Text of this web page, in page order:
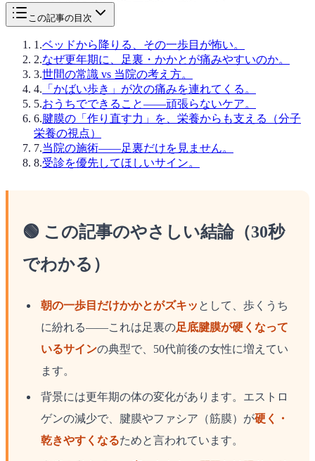
この記事の目次
1 .ベッドから降りる、その一歩目が怖い。
2.なぜ更年期に、足裏・かかとが痛みやすいのか。
3.世間の常識 vs 当院の考え方。
4. 「かばい歩き」が次の痛みを連れてくる。
5.おうちでできること——頑張らないケア。
6.腱膜の「作り直す力」を、栄養からも支える（分子
栄養の視点）
7.当院の施術——足裏だけを見ません。
8.受診を優先してほしいサイン。
🟢 この記事のやさしい結論（30秒
でわかる）
朝の一歩目だけかかとがズキッ として、歩くうち
に紛れる——これは足裏の足底腱膜が硬くなって
いるサインの典型で、50代前後の女性に増えてい
ます。
背景には更年期の体の変化があります。エストロ
ゲンの減少で、腱膜やファシア（筋膜）が硬く・
乾きやすくなるためと言われています。